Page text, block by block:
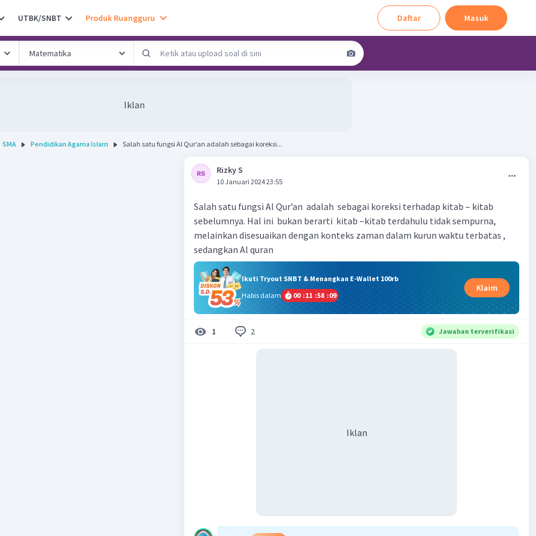
UTBK/SNBT Produk Ruangguru Daftar Masuk
Iklan
SMA Pendidikan Agama Islam Salah satu fungsi Al Qur’an adalah sebagai koreksi...
Rizky S
10 Januari 2024 23:55
Salah satu fungsi Al Qur’an adalah sebagai koreksi terhadap kitab – kitab
sebelumnya. Hal ini bukan berarti kitab –kitab terdahulu tidak sempurna,
melainkan disesuaikan dengan konteks zaman dalam kurun waktu terbatas ,
sedangkan Al quran
Ikuti Tryout SNBT & Menangkan E-Wallet 100rb
Habis dalam
00 :11 :58 :08
Klaim
1 2 Jawaban terverifikasi
Iklan